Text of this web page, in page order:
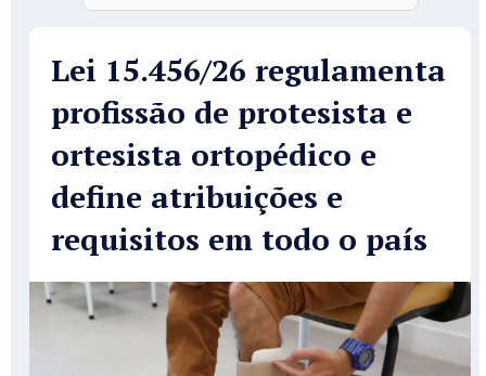
Lei 15.456/26 regulamenta
profissão de protesista e
ortesista ortopédico e
define atribuições e
requisitos em todo o país